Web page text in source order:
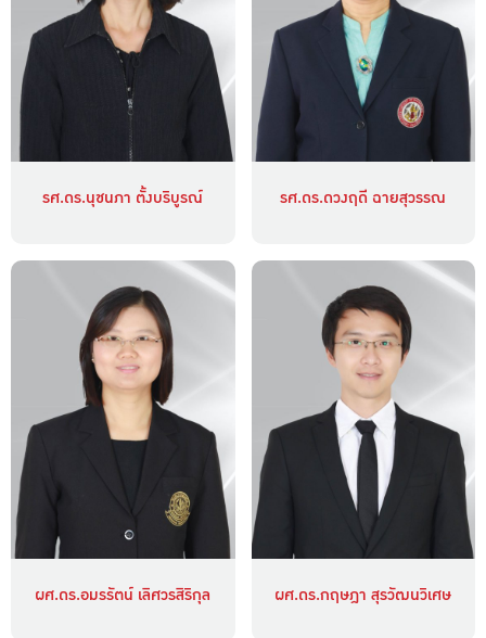
รศ.ดร.นุชนภา ตั้งบริบูรณ์ รศ.ดร.ดวงฤดี ฉายสุวรรณ
ผศ.ดร.อมรรัตน์ เลิศวรสิริกุล ผศ.ดร.กฤษฎา สุรวัฒนวิเศษ